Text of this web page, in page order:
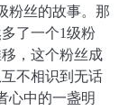
粉丝的故事。那
了一个1级粉
，这个粉丝成
不相识到无话
心中的一盏明